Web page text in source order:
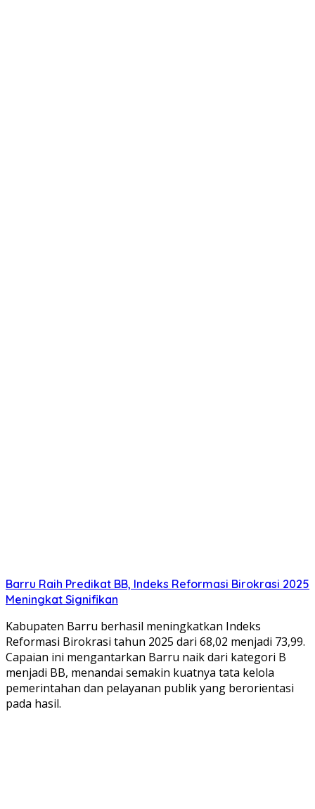
Barru Raih Predikat BB, Indeks Reformasi Birokrasi 2025
Meningkat Signifikan
Kabupaten Barru berhasil meningkatkan Indeks
Reformasi Birokrasi tahun 2025 dari 68,02 menjadi 73,99.
Capaian ini mengantarkan Barru naik dari kategori B
menjadi BB, menandai semakin kuatnya tata kelola
pemerintahan dan pelayanan publik yang berorientasi
pada hasil.